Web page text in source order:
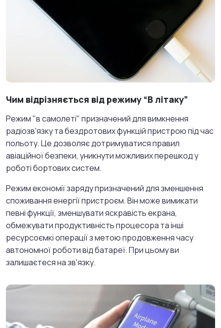
Чим відрізняється від режиму “В літаку”
Режим "в самолеті" призначений для вимкнення
радіозв'язку та бездротових функцій пристрою під час
польоту. Це дозволяє дотримуватися правил
авіаційної безпеки, уникнути можливих перешкод у
роботі бортових систем.
Режим економії заряду призначений для зменшення
споживання енергії пристроєм. Він може вимикати
певні функції, зменшувати яскравість екрана,
обмежувати продуктивність процесора та інші
ресурсоємкі операції з метою продовження часу
автономної роботи від батареї. При цьому ви
залишаєтеся на зв'язку.